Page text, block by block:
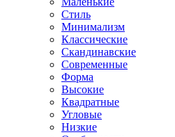
Стиль
Минимализм
Классические
Скандинавские
Современные
Форма
Высокие
Квадратные
Угловые
Низкие